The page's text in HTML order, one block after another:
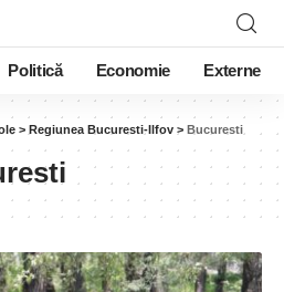
Politică Economie Externe
> Regiunea Bucuresti-Ilfov > Bucuresti